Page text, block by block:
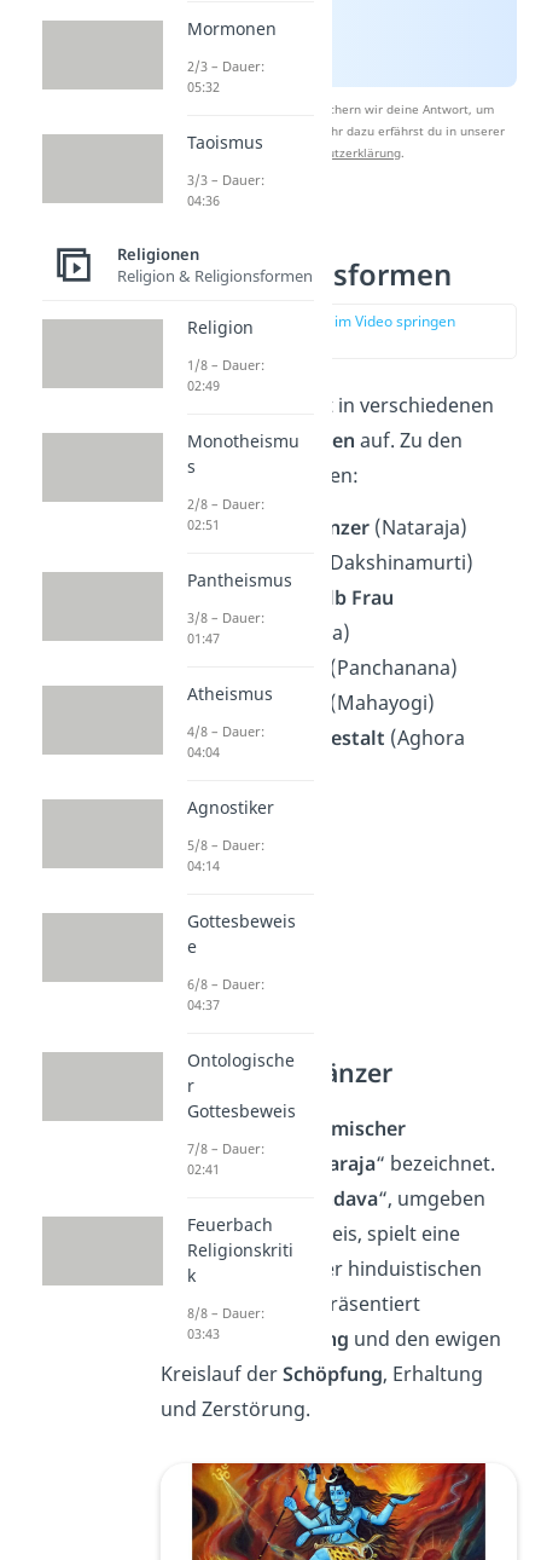
Nach Beantwortung speichern wir deine Antwort, um
Studyflix zu verbessern. Mehr dazu erfährst du in unserer
Datenschutzerklärung.
Erscheinungsformen
zur Stelle im Video springen
Der Gott Shiva tritt in verschiedenen
Erscheinungsformen auf. Zu den
bekanntesten zählen:
Kosmischer Tänzer(Nataraja)
(Dakshinamurti)
Halb Mann, halb Frau
(Ardhanarisvara)
(Panchanana)
Herr des Yoga
(Mahayogi)
Schreckliche Gestalt (Aghora
Kosmischer Tänzer
Shiva wird als „
kosmischer
Tänzer
Nataraja“ bezeichnet.
Tandava“, umgeben
von einem Feuerkreis, spielt eine
zentrale Rolle in der hinduistischen
Mythologie. Er repräsentiert
kosmische Ordnung und den ewigen
Kreislauf derSchöpfung, Erhaltung
und Zerstörung.
Mormonen
2/3 – Dauer:
05:32
Taoismus
3/3 – Dauer:
04:36
Religionen
Religion & Religionsformen
Religion
1/8 – Dauer:
02:49
Monotheismu
s
2/8 – Dauer:
02:51
Pantheismus
3/8 – Dauer:
01:47
Atheismus
4/8 – Dauer:
04:04
Agnostiker
5/8 – Dauer:
04:14
Gottesbeweis
e
6/8 – Dauer:
04:37
Ontologische
r
Gottesbeweis
7/8 – Dauer:
02:41
Feuerbach
Religionskriti
k
8/8 – Dauer:
03:43